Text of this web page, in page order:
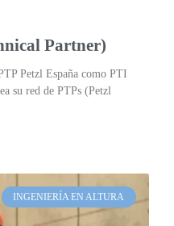
Partner)
Petzl España como PTI
su red de PTPs (Petzl
INGENIERÍA EN ALTURA